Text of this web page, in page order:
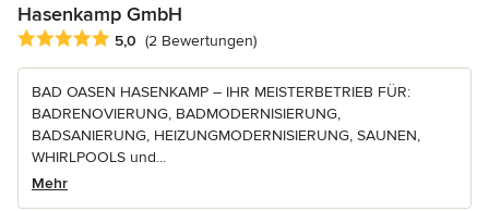
Hasenkamp GmbH
Durchschnittliche Bewertung: 5 von 5 Sternen
5,0 (2 Bewertungen)
BAD OASEN HASENKAMP – IHR MEISTERBETRIEB FÜR:
BADRENOVIERUNG, BADMODERNISIERUNG,
BADSANIERUNG, HEIZUNGMODERNISIERUNG, SAUNEN,
WHIRLPOOLS und...
Mehr